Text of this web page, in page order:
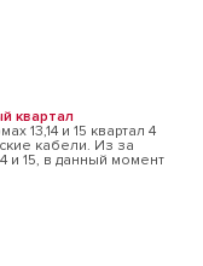
квартал
13,14 и 15 квартал 4
кабели. Из за
и 15, в данный момент